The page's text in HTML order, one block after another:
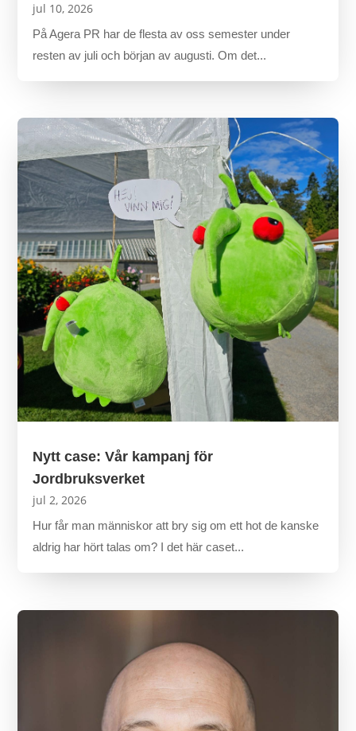
jul 10, 2026
På Agera PR har de flesta av oss semester under
resten av juli och början av augusti. Om det...
Nytt case: Vår kampanj för
Jordbruksverket
jul 2, 2026
Hur får man människor att bry sig om ett hot de kanske
aldrig har hört talas om? I det här caset...